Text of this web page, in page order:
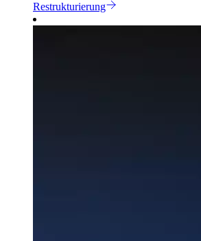
Restrukturierung